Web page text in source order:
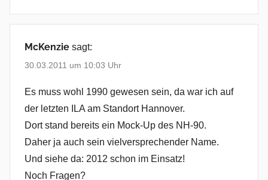
McKenzie sagt:
30.03.2011 um 10:03 Uhr
Es muss wohl 1990 gewesen sein, da war ich auf
der letzten ILA am Standort Hannover.
Dort stand bereits ein Mock-Up des NH-90.
Daher ja auch sein vielversprechender Name.
Und siehe da: 2012 schon im Einsatz!
Noch Fragen?